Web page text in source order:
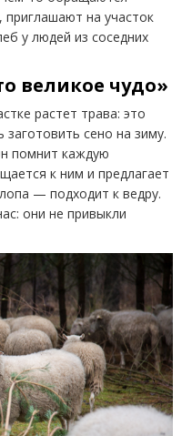
на участок
у людей из соседних
великое чудо»
растет трава: это
сено на зиму.
помнит каждую
к ним и предлагает
— подходит к ведру.
они не привыкли